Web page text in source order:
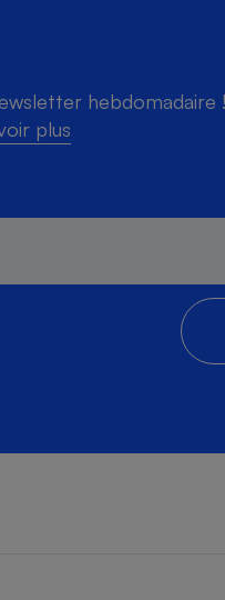
hebdomadaire
plus